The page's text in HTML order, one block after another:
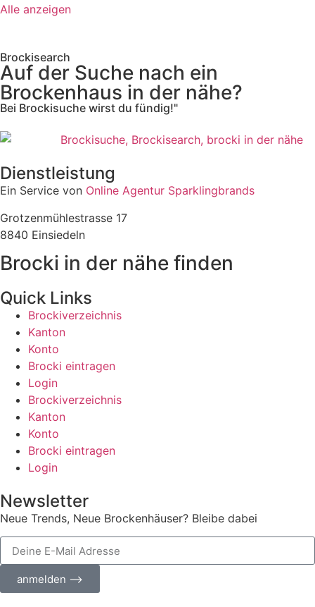
Alle anzeigen
Brockisearch
Auf der Suche nach ein
Brockenhaus in der nähe?
Bei Brockisuche wirst du fündig!"
Dienstleistung
Ein Service von Online Agentur Sparklingbrands
Grotzenmühlestrasse 17
8840 Einsiedeln
Brocki in der nähe finden
Quick Links
Brockiverzeichnis
Kanton
Konto
Brocki eintragen
Login
Brockiverzeichnis
Kanton
Konto
Brocki eintragen
Login
Newsletter
Neue Trends, Neue Brockenhäuser? Bleibe dabei
anmelden ⟶